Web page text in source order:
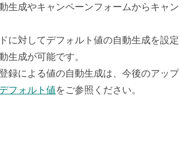
生成やキャンペーンフォームからキャ
に対してデフォルト値の自動生成を設
生成が可能です。
録による値の自動生成は、今後のアッ
フォルト値をご参照ください。